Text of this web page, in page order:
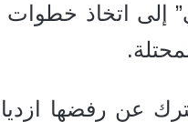
إلى اتخاذ
عن رفضها